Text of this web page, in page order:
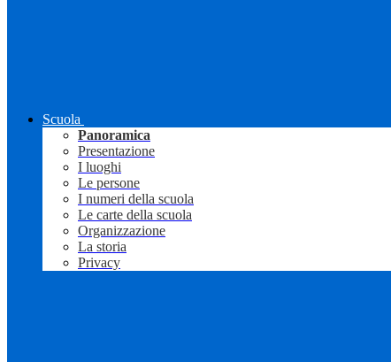
Scuola
Panoramica
Presentazione
I luoghi
Le persone
I numeri della scuola
Le carte della scuola
Organizzazione
La storia
Privacy